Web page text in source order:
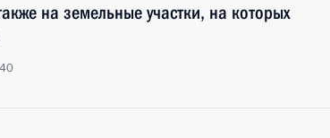
на земельные участки, на которых